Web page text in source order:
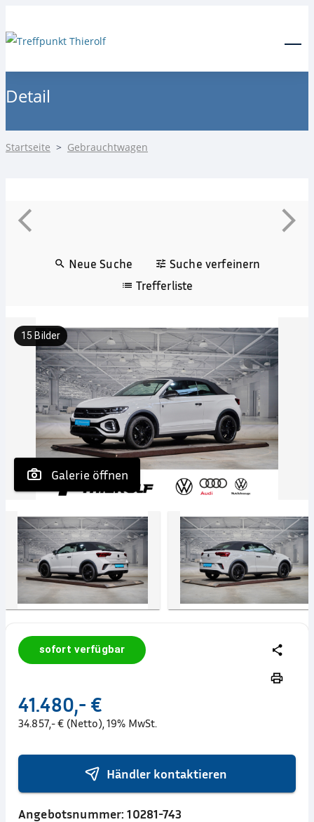
Detail
Startseite > Gebrauchtwagen
Neue Suche
Suche verfeinern
Trefferliste
Galerie öffnen
15 Bilder
sofort verfügbar
41.480,- €
34.857,- € (Netto), 19% MwSt.
Händler kontaktieren
Angebotsnummer:10281-743